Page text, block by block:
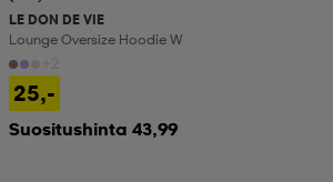
LE DON DE VIE
Lounge Oversize Hoodie W
25,-
Suositushinta 43,99